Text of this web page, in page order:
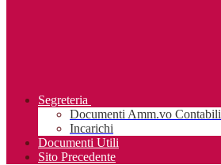
Segreteria
Documenti Amm.vo Contabili
Incarichi
Documenti Utili
Sito Precedente